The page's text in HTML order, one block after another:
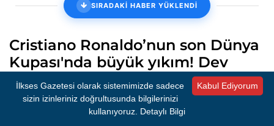
SIRADAKİ HABER YÜKLENDİ
Cristiano Ronaldo’nun son Dünya
Kupası'nda büyük yıkım! Dev
maçta İspanya çeyrek finalde!
2026 FIFA Dünya Kupası son 16 turunda İspanya, uzatma
anlarında bulduğu golle Portekiz’i 1-0 mağlup ederek çeyrek
Kabul Ediyorum
İlkses Gazetesi olarak sistemimizde sadece
sizin izinleriniz doğrultusunda bilgilerinizi
kullanıyoruz. Detaylı Bilgi